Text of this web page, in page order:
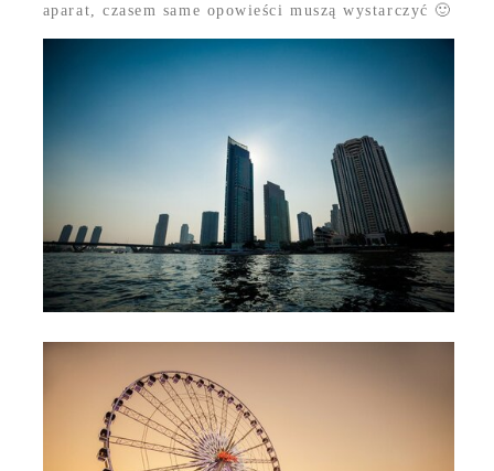
aparat, czasem same opowieści muszą wystarczyć 🙂